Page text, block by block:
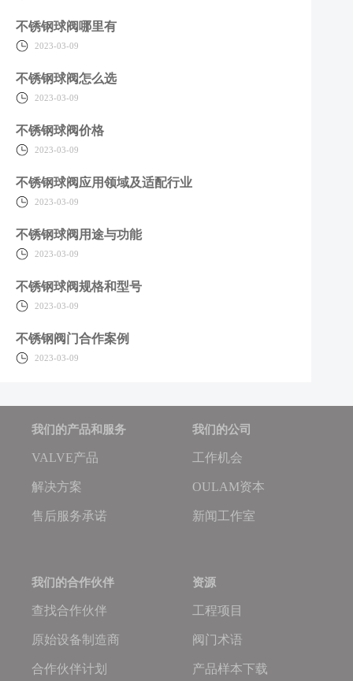
不锈钢球阀哪里有
2023-03-09
不锈钢球阀怎么选
2023-03-09
不锈钢球阀价格
2023-03-09
不锈钢球阀应用领域及适配行业
2023-03-09
不锈钢球阀用途与功能
2023-03-09
不锈钢球阀规格和型号
2023-03-09
不锈钢阀门合作案例
2023-03-09
我们的产品和服务
VALVE产品
解决方案
售后服务承诺
我们的公司
工作机会
OULAM资本
新闻工作室
我们的合作伙伴
查找合作伙伴
原始设备制造商
合作伙伴计划
资源
工程项目
阀门术语
产品样本下载